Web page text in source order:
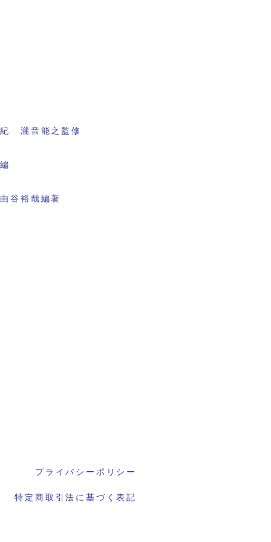
紀 瀧音能之監修
谷裕哉編著
プライバシーポリシー
特定商取引法に基づく表記